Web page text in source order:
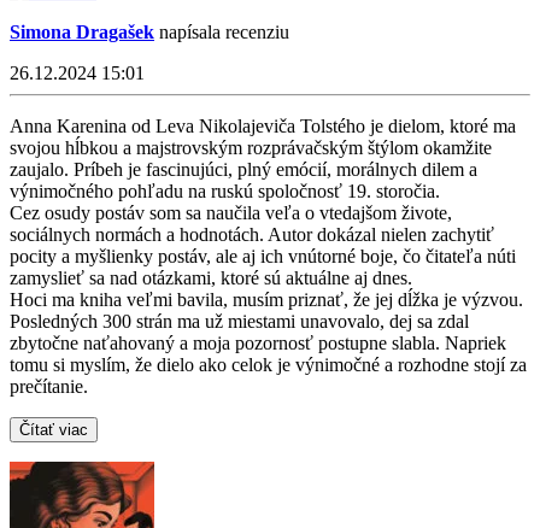
Simona Dragašek napísala recenziu
26.12.2024 15:01
Anna Karenina od Leva Nikolajeviča Tolstého je dielom, ktoré ma
svojou hĺbkou a majstrovským rozprávačským štýlom okamžite
zaujalo. Príbeh je fascinujúci, plný emócií, morálnych dilem a
výnimočného pohľadu na ruskú spoločnosť 19. storočia.
Cez osudy postáv som sa naučila veľa o vtedajšom živote,
sociálnych normách a hodnotách. Autor dokázal nielen zachytiť
pocity a myšlienky postáv, ale aj ich vnútorné boje, čo čitateľa núti
zamyslieť sa nad otázkami, ktoré sú aktuálne aj dnes.
Hoci ma kniha veľmi bavila, musím priznať, že jej dĺžka je výzvou.
Posledných 300 strán ma už miestami unavovalo, dej sa zdal
zbytočne naťahovaný a moja pozornosť postupne slabla. Napriek
tomu si myslím, že dielo ako celok je výnimočné a rozhodne stojí za
prečítanie.
Čítať viac